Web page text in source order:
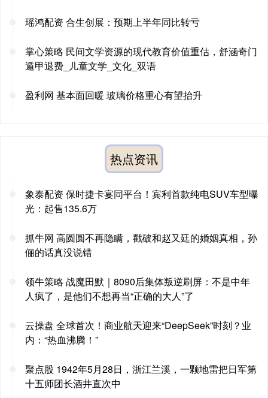
瑶鸿配资 合生创展：预期上半年同比转亏
掌心策略 民间文学资源的现代教育价值重估，舒涵奇门
遁甲退费_儿童文学_文化_双语
盈利网 基本面回暖 玻璃价格重心有望抬升
热点资讯
象泰配资 保时捷卡宴同平台！宾利首款纯电SUV车型曝
光：起售135.6万
抓牛网 高圆圆不再隐瞒，戳破和赵又廷的婚姻真相，孙
俪的话真没说错
领牛策略 战魔田默｜8090后集体叛逆刷屏：不是中年
人疯了，是他们不想再当“正确的大人”了
云操盘 全球首次！商业航天迎来“DeepSeek”时刻？业
内：“热血沸腾！”
聚点股 1942年5月28日，浙江兰溪，一颗地雷把日军第
十五师团长酒井直次中